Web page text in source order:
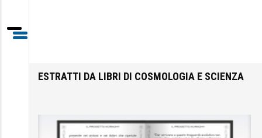
ESTRATTI DA LIBRI DI COSMOLOGIA E SCIENZA